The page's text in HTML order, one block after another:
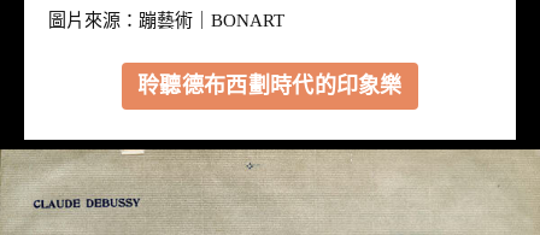
圖片來源： 蹦藝術｜BONART
聆聽德布西劃時代的印象樂